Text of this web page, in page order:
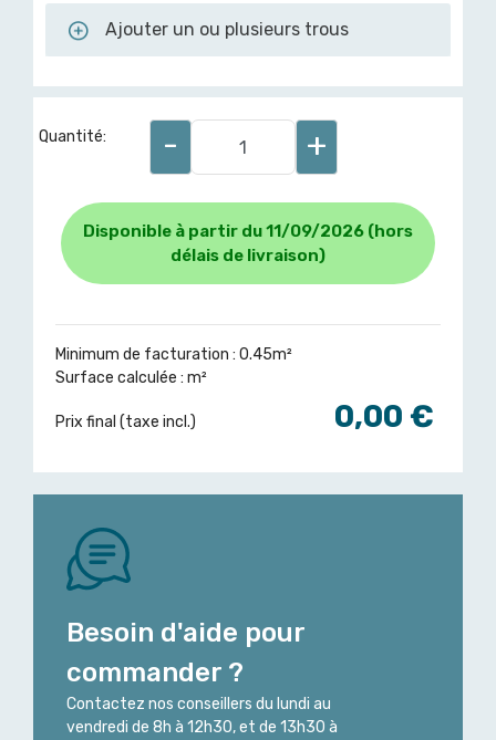
Ajouter un ou plusieurs trous
Quantité: - +
Disponible à partir du 11/09/2026 (hors
délais de livraison)
Minimum de facturation : 0.45m²
Surface calculée : m²
Prix final (taxe incl.) 0,00 €
Besoin d'aide pour
commander ?
Contactez nos conseillers du lundi au
vendredi de 8h à 12h30, et de 13h30 à